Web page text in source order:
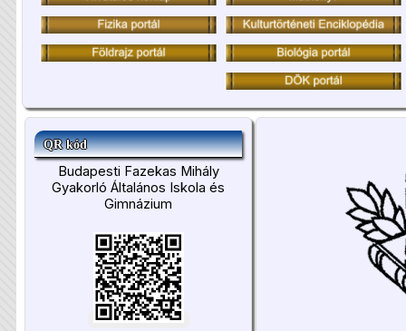
QR kód
Budapesti Fazekas Mihály
Gyakorló Általános Iskola és
Gimnázium